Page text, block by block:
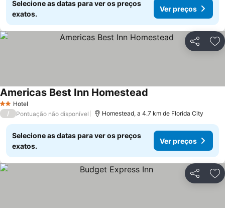
Selecione as datas para ver os preços
exatos.
Ver preços
Partilhar
2 Estrelas
Hotel
Americas Best Inn Homestead
/ Pontuação não disponível Homestead, a 4.7 km de Florida City
Selecione as datas para ver os preços
exatos.
Ver preços
Partilhar